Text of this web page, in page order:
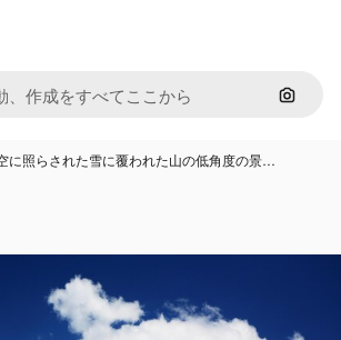
画像で
に照らされた雪に覆われた山の低角度の景…